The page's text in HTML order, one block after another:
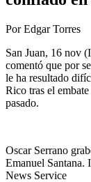
Por Edgar Torres
San Juan, 16 nov
comentó que por
le ha resultado
Rico tras el
pasado.
Oscar Serrano
Emanuel Santana.
News Service